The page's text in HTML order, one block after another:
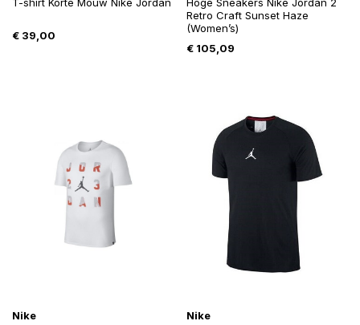
T-shirt Korte Mouw Nike Jordan
€ 39,00
Hoge Sneakers Nike Jordan 2
Retro Craft Sunset Haze
(Women’s)
€105,09
Nike
Nike